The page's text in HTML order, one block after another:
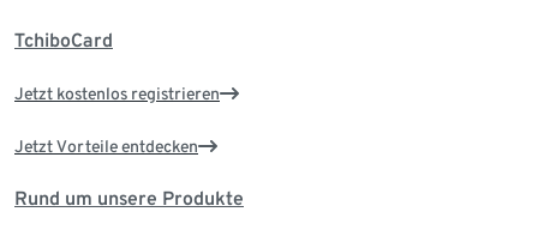
TchiboCard
Jetzt kostenlos registrieren
Jetzt Vorteile entdecken
Rund um unsere Produkte